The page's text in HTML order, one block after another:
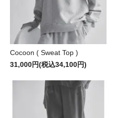
Cocoon ( Sweat Top )
31,000円(税込34,100円)